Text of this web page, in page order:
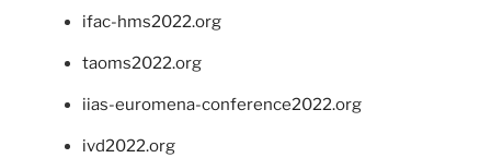
ifac-hms2022.org
taoms2022.org
iias-euromena-conference2022.org
ivd2022.org